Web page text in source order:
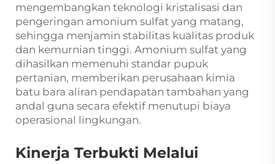
mengembangkan teknologi kristalisasi dan
pengeringan amonium sulfat yang matang,
sehingga menjamin stabilitas kualitas produk
dan kemurnian tinggi. Amonium sulfat yang
dihasilkan memenuhi standar pupuk
pertanian, memberikan perusahaan kimia
batu bara aliran pendapatan tambahan yang
andal guna secara efektif menutupi biaya
operasional lingkungan.
Kinerja Terbukti Melalui